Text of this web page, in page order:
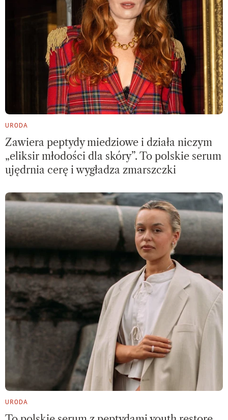
URODA
Zawiera peptydy miedziowe i działa niczym
„eliksir młodości dla skóry”. To polskie serum
ujędrnia cerę i wygładza zmarszczki
URODA